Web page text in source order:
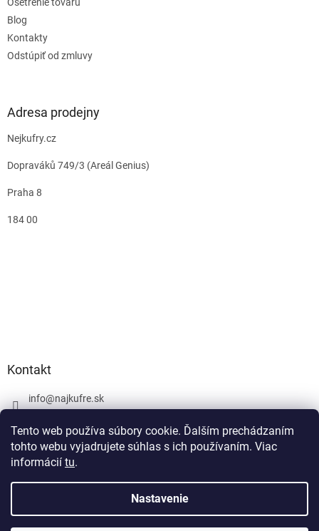
Tento web používa súbory cookie. Ďalším prechádzaním
tohto webu vyjadrujete súhlas s ich používaním. Viac
informácií tu.
Nastavenie
Blog
Kontakty
Odstúpiť od zmluvy
Adresa prodejny
Nejkufry.cz
Dopraváků 749/3 (Areál Genius)
Praha 8
184 00
Kontakt
info@najkufre.sk
Facebook
Vytvoril Shoptet